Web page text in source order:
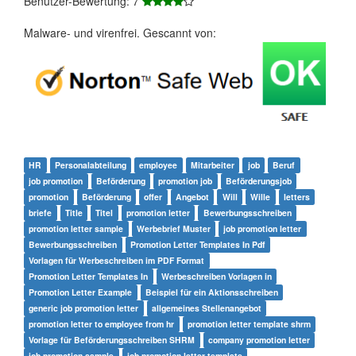
Malware- und virenfrei. Gescannt von:
HR Personalabteilung employee Mitarbeiter job
Beruf
job promotion
Beförderung promotion job
Beförderungsjob
promotion
Beförderung offer Angebot Will Wille
letters
briefe
Title Titel promotion letter
Bewerbungsschreiben
promotion letter sample
Werbebrief Muster
job promotion letter
Bewerbungsschreiben
Promotion Letter Templates In Pdf
Vorlagen für Werbeschreiben im PDF Format
Promotion Letter Templates In
Werbeschreiben Vorlagen in
Promotion Letter Example
Beispiel für ein Aktionsschreiben
generic job promotion letter
allgemeines Stellenangebot
promotion letter to employee from hr
promotion letter template shrm
Vorlage für Beförderungsschreiben SHRM
company promotion letter